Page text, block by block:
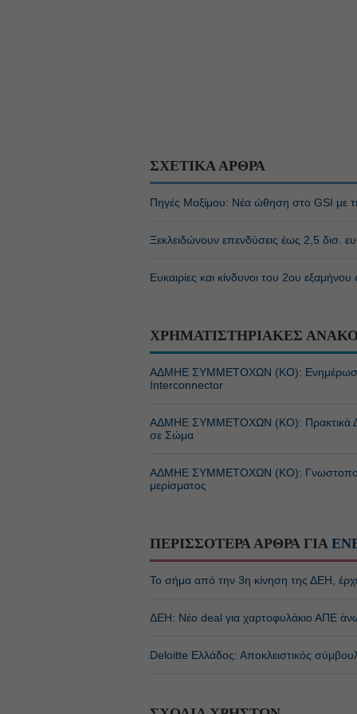
ΣΧΕΤΙΚΑ ΑΡΘΡΑ
Πηγές Μαξίμου: Νέα ώθηση στο GSI με
Ξεκλειδώνουν επενδύσεις έως 2,5 δισ.
Ευκαιρίες και κίνδυνοι του 2ου
ΧΡΗΜΑΤΙΣΤΗΡΙΑΚΕΣ
ΑΔΜΗΕ ΣΥΜΜΕΤΟΧΩΝ (KO): Ενημέρωση
Interconnector
ΑΔΜΗΕ ΣΥΜΜΕΤΟΧΩΝ (KO): Πρακτικά
σε Σώμα
ΑΔΜΗΕ ΣΥΜΜΕΤΟΧΩΝ (KO):
μερίσματος
ΠΕΡΙΣΣΟΤΕΡΑ ΑΡΘΡΑ ΓΙΑ
Το σήμα από την 3η κίνηση της ΔΕΗ,
ΔΕΗ: Νέο deal για χαρτοφυλάκιο ΑΠΕ
Deloitte Ελλάδος: Αποκλειστικός